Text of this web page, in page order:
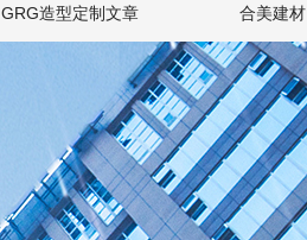
GRG造型定制文章 合美建材